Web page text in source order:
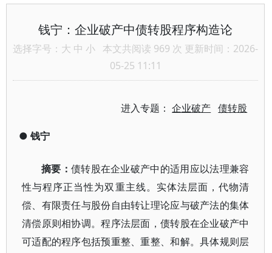
钱宁：企业破产中债转股程序构造论
选择字号： 大 中 小 本文共阅读 969 次 更新时间：2026-
05-25 11:11
进入专题：企业破产 债转股
● 钱宁
摘要： 债转股在企业破产中的适用应以法理兼容
性与程序正当性为双重主线。实体法层面，代物清
偿、有限责任与股份自由转让理论应与破产法的集体
清偿原则相协调。程序法层面，债转股在企业破产中
可适配的程序包括预重整、重整、和解。具体规则层